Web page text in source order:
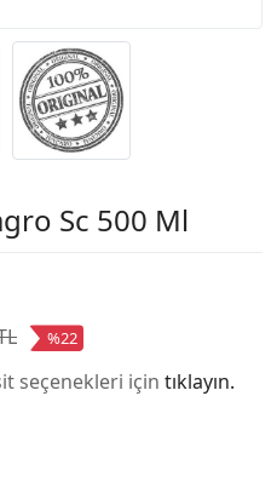
Sc 500 Ml
%22
seçenekleri için tıklayın.